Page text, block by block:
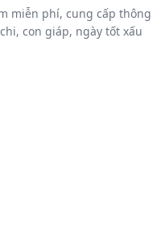
miễn phí, cung cấp thông
con giáp, ngày tốt xấu